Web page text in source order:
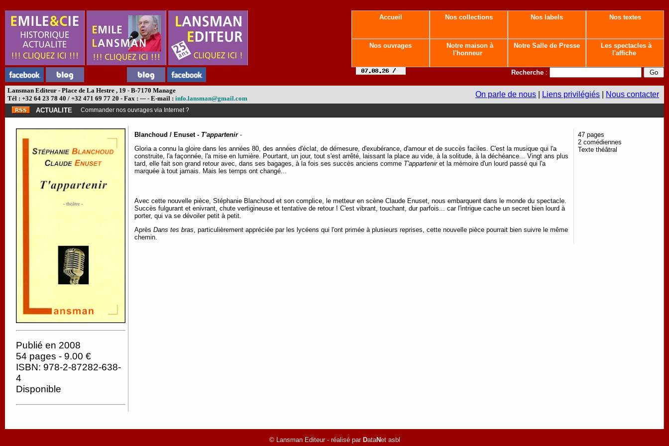
Accueil Nos collections Nos labels Nos textes
Nos ouvrages
Notre maison à
l'honneur
Notre Salle de Presse
Les spectacles à
l'affiche
Recherche :
Lansman Editeur - Place de La Hestre , 19 - B-7170 Manage
Tél : +32 64 23 78 40 / +32 471 69 77 20 - Fax : --- - E-mail : info.lansman@gmail.com On parle de nous Liens privilégiés Nous contacter
ACTUALITE Commander nos ouvrages via Internet ?
Publié en 2008
54 pages - 9.00 €
ISBN: 978-2-87282-638-
4
Disponible
Blanchoud / Enuset - T'appartenir-
Gloria a connu la gloire dans les années 80, des années d'éclat, de démesure, d'exubérance, d'amour et de succès faciles. C'est la musique qui l'a
construite, l'a façonnée, l'a mise en lumière. Pourtant, un jour, tout s'est arrêté, laissant la place au vide, à la solitude, à la déchéance... Vingt ans plus
tard, elle fait son grand retour avec, dans ses bagages, à la fois ses succès anciens comme T'apparteniret la mémoire d'un lourd passé qui l'a
marquée à tout jamais. Mais les temps ont changé...
Avec cette nouvelle pièce, Stéphanie Blanchoud et son complice, le metteur en scène Claude Enuset, nous embarquent dans le monde du spectacle.
Succès fulgurant et enivrant, chute vertigineuse et tentative de retour ! C'est vibrant, touchant, dur parfois... car l'intrigue cache un secret bien lourd à
porter, qui va se dévoiler petit à petit.
Après Dans tes bras, particulièrement appréciée par les lycéens qui l'ont primée à plusieurs reprises, cette nouvelle pièce pourrait bien suivre le même
chemin.
47 pages
2 comédiennes
Texte théâtral
© Lansman Editeur - réalisé par DataNet asbl